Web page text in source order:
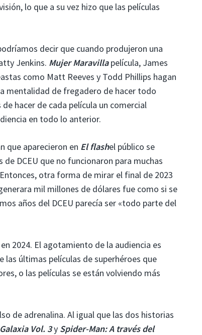
lo que a su vez hizo que las películas
decir que cuando produjeron una
Jenkins. Mujer Maravillapelícula, James
como Matt Reeves y Todd Phillips hagan
mentalidad de fregadero de hacer todo
hacer de cada película un comercial
en todo lo anterior.
que aparecieron en El flashel público se
DCEU que no funcionaron para muchas
otra forma de mirar el final de 2023
mil millones de dólares fue como si se
años del DCEU parecía ser «todo parte del
2024. El agotamiento de la audiencia es
últimas películas de superhéroes que
o las películas se están volviendo más
de adrenalina. Al igual que las dos historias
Vol. 3y Spider-Man: A través del